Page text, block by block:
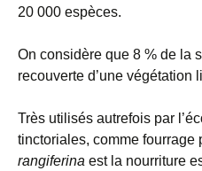
20 000 espèces.
On considère que 8 % de la
recouverte d’une végétation
Très utilisés autrefois par
tinctoriales, comme fourrage
rangiferina est la nourriture